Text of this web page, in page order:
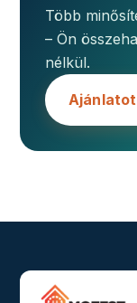
Több
– Ön
nélkül.